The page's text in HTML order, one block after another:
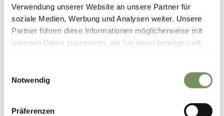
Verwendung unserer Website an unsere Partner für
soziale Medien, Werbung und Analysen weiter. Unsere
Partner führen diese Informationen möglicherweise mit
weiteren Daten zusammen, die Sie ihnen bereitgestellt
Notwendig
Präferenzen
vor 9 Tagen